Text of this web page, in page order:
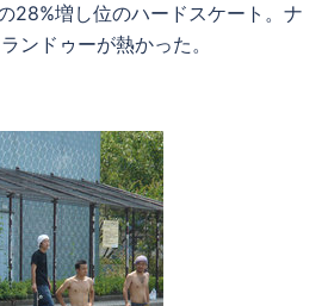
28%増し位のハードスケート。ナ
ンドゥーが熱かった。